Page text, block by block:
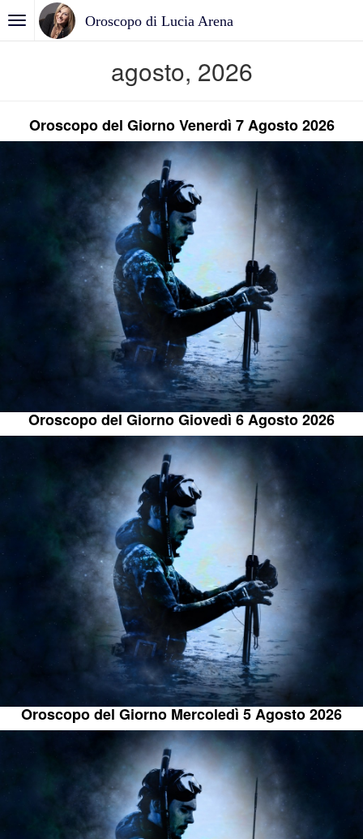
Oroscopo di Lucia Arena
agosto, 2026
Oroscopo del Giorno Venerdì 7 Agosto 2026
Oroscopo del Giorno Giovedì 6 Agosto 2026
Oroscopo del Giorno Mercoledì 5 Agosto 2026